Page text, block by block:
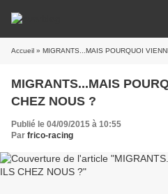
Accueil » MIGRANTS...MAIS POURQUOI
MIGRANTS...MAIS
CHEZ NOUS ?
Publié le 04/09/2015 à 10:55
Par frico-racing